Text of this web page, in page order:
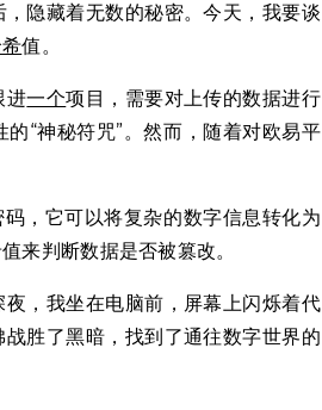
，隐藏着无数的秘密。今天，我要谈
值。
进一个项目，需要对上传的数据进行
“神秘符咒”。然而，随着对欧易平
，它可以将复杂的数字信息转化为
来判断数据是否被篡改。
，我坐在电脑前，屏幕上闪烁着代
胜了黑暗，找到了通往数字世界的